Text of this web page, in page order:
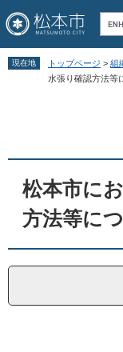
ペ
メ
へ
現在地 トップページ > 組
水張り確認方法等
松本市に
方法等に